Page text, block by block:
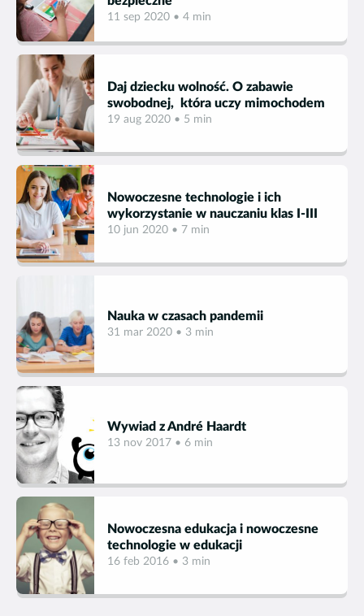
11 sep 2020 • 4 min
Daj dziecku wolność. O zabawie
swobodnej, która uczy mimochodem
19 aug 2020 • 5 min
Nowoczesne technologie i ich
wykorzystanie w nauczaniu klas I-III
10 jun 2020 • 7 min
Nauka w czasach pandemii
31 mar 2020 • 3 min
Wywiad z André Haardt
13 nov 2017 • 6 min
Nowoczesna edukacja i nowoczesne
technologie w edukacji
16 feb 2016 • 3 min